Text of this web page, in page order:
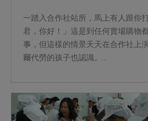
一踏入合作社站所，馬上有人跟你
君，你好！」這是到任何賣場購物
事，但這樣的情景天天在合作社上
爾代勞的孩子也認識。...